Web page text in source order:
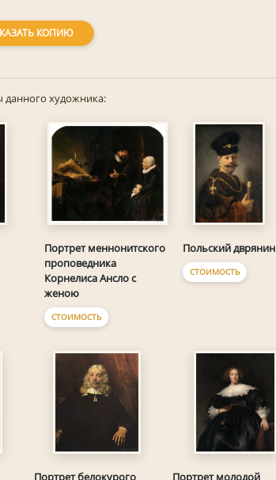
КОПИЮ
данного художника:
Портрет меннонитского
проповедника
Корнелиса Ансло с
женою
СТОИМОСТЬ
Польский дврянин
СТОИМОСТЬ
Портрет белокурого
Портрет молодой